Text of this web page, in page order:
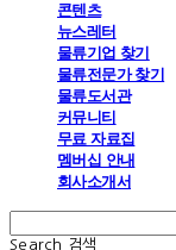
콘텐츠
뉴스레터
물류기업 찾기
물류전문가 찾기
물류도서관
커뮤니티
무료 자료집
멤버십 안내
회사소개서
Search
검색